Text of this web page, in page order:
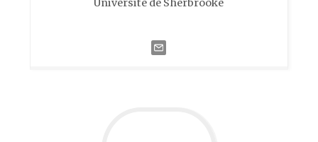
Université de Sherbrooke